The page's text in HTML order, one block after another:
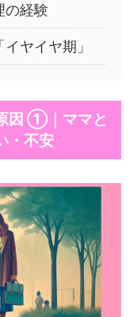
の経験
ヤイヤ期」
因 ①｜ママと
・不安